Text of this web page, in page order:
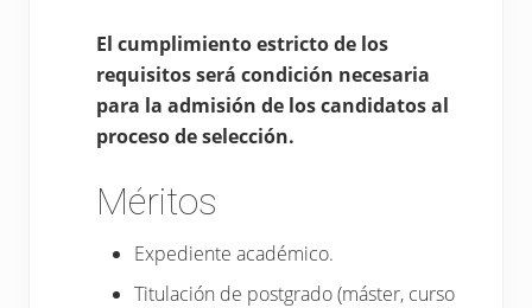
El cumplimiento estricto de los
requisitos será condición necesaria
para la admisión de los candidatos al
proceso de selección.
Méritos
Expediente académico.
Titulación de postgrado (máster, curso